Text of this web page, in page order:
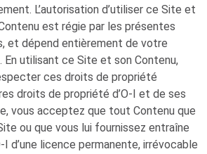
L’autorisation d’utiliser ce Site et
est régie par les présentes
et dépend entièrement de votre
utilisant ce Site et son Contenu,
ces droits de propriété
droits de propriété d’O-I et de ses
vous acceptez que tout Contenu que
ou que vous lui fournissez entraîne
I d’une licence permanente, irrévocable